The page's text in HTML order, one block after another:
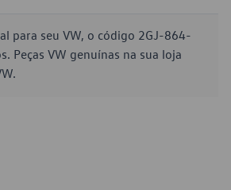
para seu VW, o código 2GJ-864-
Peças VW genuínas na sua loja